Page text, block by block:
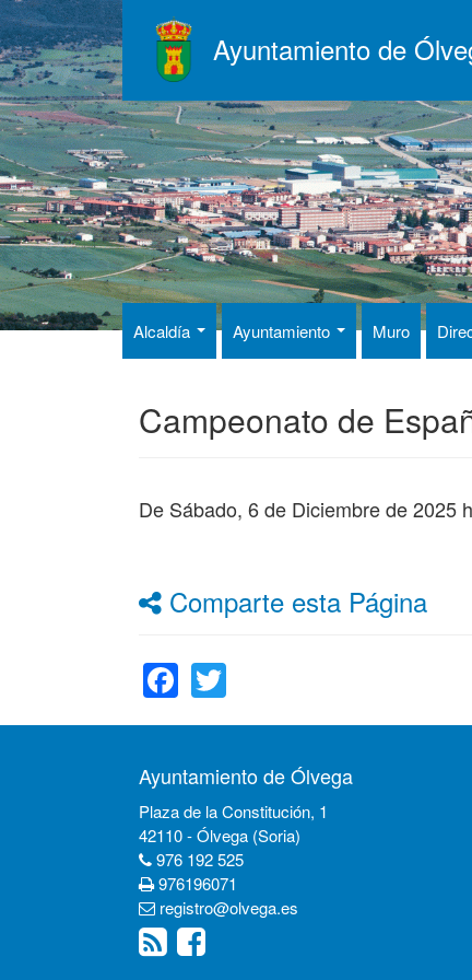
Pasar
al
contenido
principal
Ayuntamiento de
Alcaldía Ayuntamiento Muro
Campeonato de
De Sábado, 6 de Diciembre de 2025
Comparte esta Página
Facebook
Ayuntamiento de Ólvega
Plaza de la Constitución, 1
42110 - Ólvega (Soria)
976 192 525
976196071
registro@olvega.es